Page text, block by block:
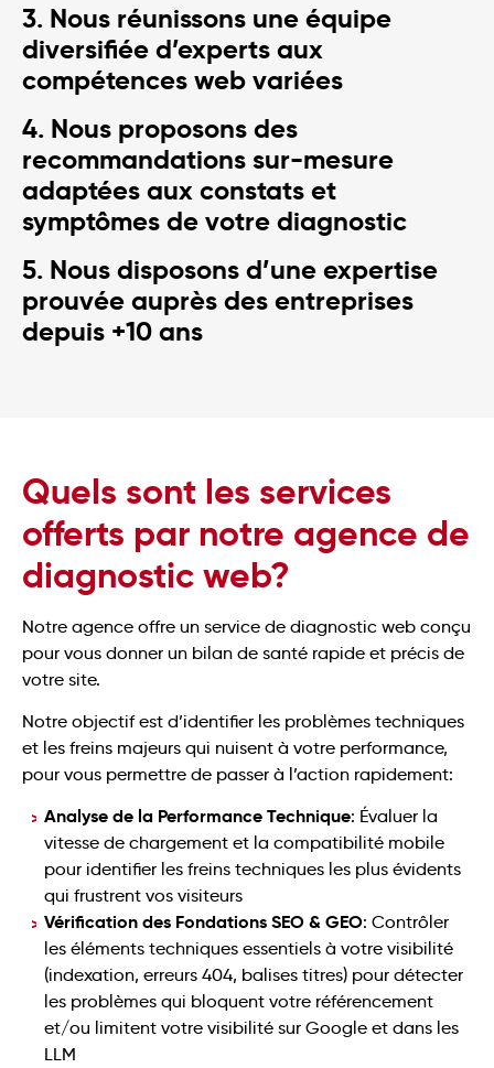
3. Nous réunissons une équipe
diversifiée d’experts aux
compétences web variées
4. Nous proposons des
recommandations sur-mesure
adaptées aux constats et
symptômes de votre diagnostic
5. Nous disposons d’une expertise
prouvée auprès des entreprises
depuis +10 ans
Quels sont les services
offerts par notre agence de
diagnostic web?
Notre agence offre un service de diagnostic web conçu
pour vous donner un bilan de santé rapide et précis de
votre site.
Notre objectif est d’identifier les problèmes techniques
et les freins majeurs qui nuisent à votre performance,
pour vous permettre de passer à l’action rapidement:
Analyse de la Performance Technique: Évaluer la
vitesse de chargement et la compatibilité mobile
pour identifier les freins techniques les plus évidents
qui frustrent vos visiteurs
Vérification des Fondations SEO & GEO: Contrôler
les éléments techniques essentiels à votre visibilité
(indexation, erreurs 404, balises titres) pour détecter
les problèmes qui bloquent votre référencement
et/ou limitent votre visibilité sur Google et dans les
LLM